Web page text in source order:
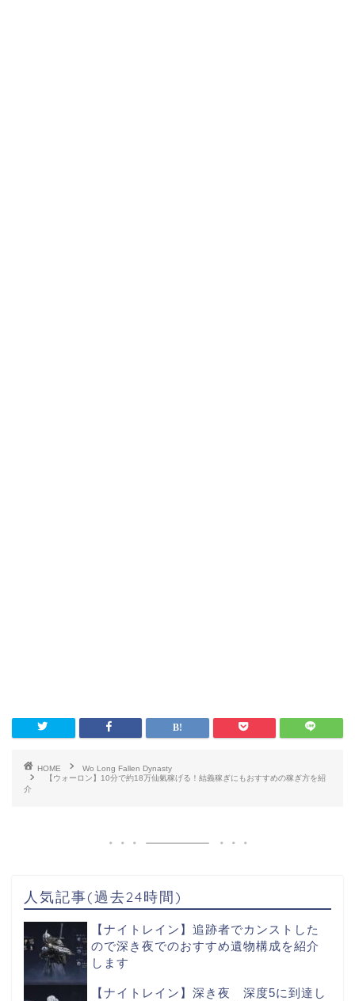
HOME
Wo Long Fallen Dynasty
【ウォーロン】10分で約18万仙氣稼げる！結義稼ぎにもおすすめの稼ぎ方を紹
介
人気記事(過去24時間)
【ナイトレイン】追跡者でカンストした
ので深き夜でのおすすめ遺物構成を紹介
します
【ナイトレイン】深き夜 深度5に到達し